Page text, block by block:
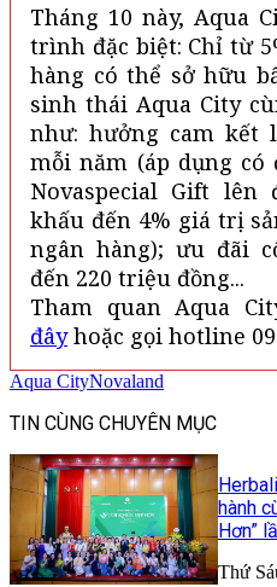
Tháng 10 này, Aqua
trình đặc biệt: Chỉ từ
hàng có thể sở hữu
sinh thái Aqua City
như: hưởng cam kết
mỗi năm (áp dụng có
Novaspecial Gift
khấu đến 4% giá trị
ngân hàng); ưu đãi
đến 220 triệu đồng...
Tham quan Aqua
đâyhoặc gọi hotline
Aqua CityNovaland
TIN CÙNG CHUYÊN MỤC
hành
Hơn”
Thứ